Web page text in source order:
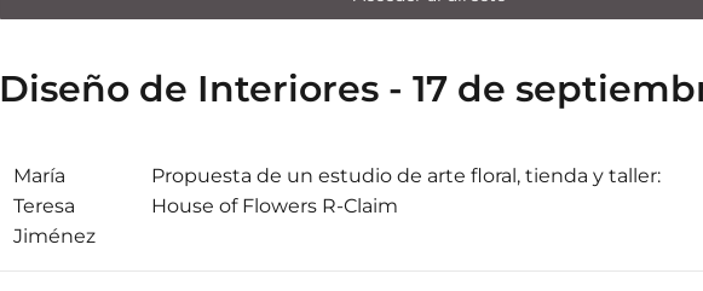
Diseño de Interiores - 17 de
María
Teresa
Jiménez
Propuesta de un estudio de arte floral, tienda y taller:
House of Flowers R-Claim